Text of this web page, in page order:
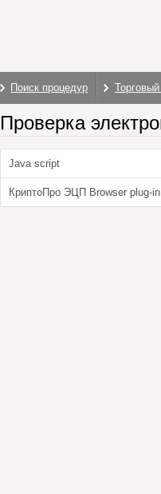
Поиск процедур
Проверка
Java script
КриптоПро ЭЦП Browser plug-in